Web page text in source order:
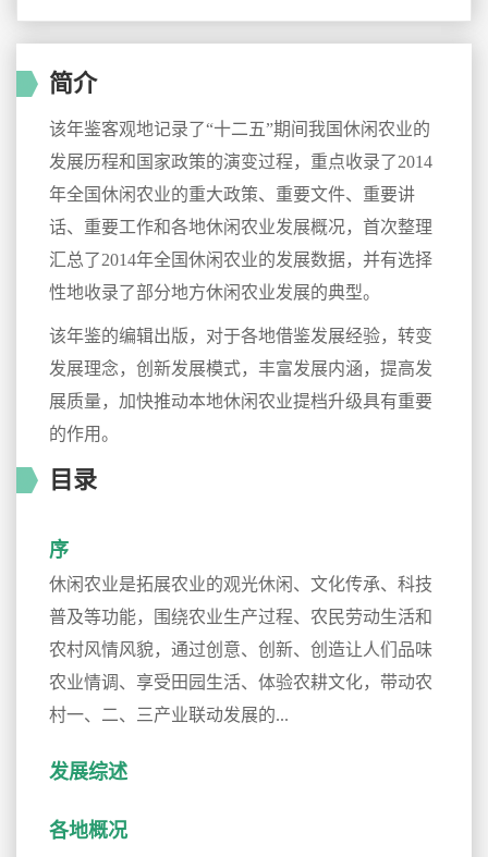
简介
该年鉴客观地记录了“十二五”期间我国休闲农业的
发展历程和国家政策的演变过程，重点收录了2014
年全国休闲农业的重大政策、重要文件、重要讲
话、重要工作和各地休闲农业发展概况，首次整理
汇总了2014年全国休闲农业的发展数据，并有选择
性地收录了部分地方休闲农业发展的典型。
该年鉴的编辑出版，对于各地借鉴发展经验，转变
发展理念，创新发展模式，丰富发展内涵，提高发
展质量，加快推动本地休闲农业提档升级具有重要
的作用。
目录
序
休闲农业是拓展农业的观光休闲、文化传承、科技
普及等功能，围绕农业生产过程、农民劳动生活和
农村风情风貌，通过创意、创新、创造让人们品味
农业情调、享受田园生活、体验农耕文化，带动农
村一、二、三产业联动发展的...
发展综述
各地概况